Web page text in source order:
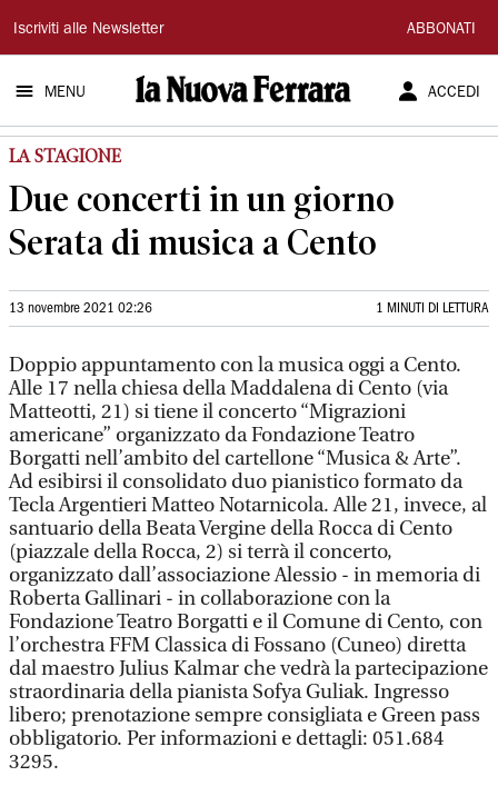
La
Nuova
Ferrara
Iscriviti alle Newsletter ABBONATI
MENU ACCEDI
LA STAGIONE
Due concerti in un giorno
Serata di musica a Cento
13 novembre 2021 02:26 1 MINUTI DI LETTURA
Doppio appuntamento con la musica oggi a Cento.
Alle 17 nella chiesa della Maddalena di Cento (via
Matteotti, 21) si tiene il concerto “Migrazioni
americane” organizzato da Fondazione Teatro
Borgatti nell’ambito del cartellone “Musica & Arte”.
Ad esibirsi il consolidato duo pianistico formato da
Tecla Argentieri Matteo Notarnicola. Alle 21, invece, al
santuario della Beata Vergine della Rocca di Cento
(piazzale della Rocca, 2) si terrà il concerto,
organizzato dall’associazione Alessio - in memoria di
Roberta Gallinari - in collaborazione con la
Fondazione Teatro Borgatti e il Comune di Cento, con
l’orchestra FFM Classica di Fossano (Cuneo) diretta
dal maestro Julius Kalmar che vedrà la partecipazione
straordinaria della pianista Sofya Guliak. Ingresso
libero; prenotazione sempre consigliata e Green pass
obbligatorio. Per informazioni e dettagli: 051.684
3295.